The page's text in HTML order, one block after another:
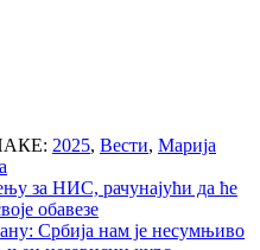
2025, Вести, Марија
за НИС, рачунајући да ће
обавезе
Србија нам је несумњиво